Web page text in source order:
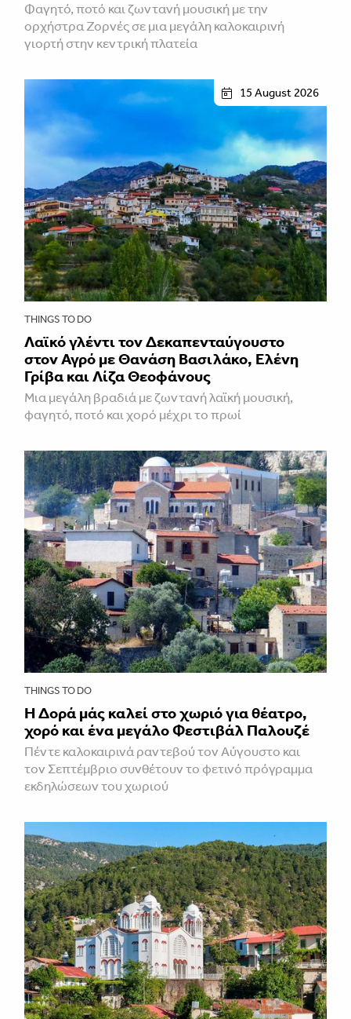
Φαγητό, ποτό και ζωντανή μουσική με την
ορχήστρα Ζορνές σε μια μεγάλη καλοκαιρινή
γιορτή στην κεντρική πλατεία
15 August 2026
THINGS TO DO
Λαϊκό γλέντι τον Δεκαπενταύγουστο
στον Αγρό με Θανάση Βασιλάκο, Ελένη
Γρίβα και Λίζα Θεοφάνους
Μια μεγάλη βραδιά με ζωντανή λαϊκή μουσική,
φαγητό, ποτό και χορό μέχρι το πρωί
THINGS TO DO
Η Δορά μάς καλεί στο χωριό για θέατρο,
χορό και ένα μεγάλο Φεστιβάλ Παλουζέ
Πέντε καλοκαιρινά ραντεβού τον Αύγουστο και
τον Σεπτέμβριο συνθέτουν το φετινό πρόγραμμα
εκδηλώσεων του χωριού